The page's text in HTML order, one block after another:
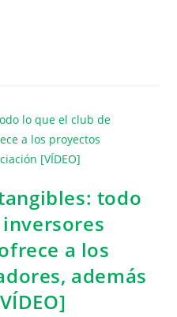
todo
a los
además